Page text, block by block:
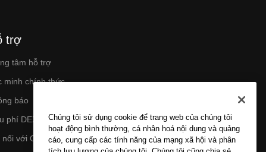
trợ
tâm hỗ trợ
minh chính thức
báo
phí DEX
nối với OKX
Chúng tôi sử dụng cookie để trang web của chúng tôi
hoạt động bình thường, cá nhân hoá nội dung và quảng
cáo, cung cấp các tính năng của mạng xã hội và phân